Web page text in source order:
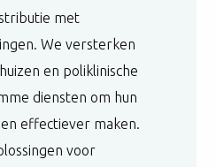
met
We versterken
en poliklinische
diensten om hun
effectiever maken.
voor